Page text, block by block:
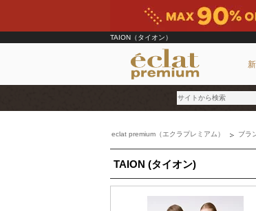
TAION（タイオン）
ブランド
カテゴリ
雑誌掲載アイテム
お気に入り
eclat premium（エクラプレミアム） ブラ
TAION (タイオン)